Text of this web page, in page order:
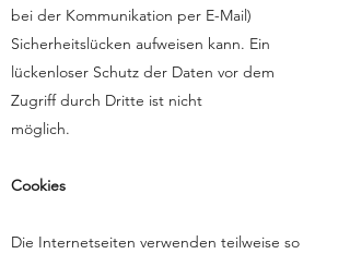
bei der Kommunikation per E-Mail)
Sicherheitslücken aufweisen kann. Ein
lückenloser Schutz der Daten vor dem
Zugriff durch Dritte ist nicht
möglich.
Cookies
Die Internetseiten verwenden teilweise so